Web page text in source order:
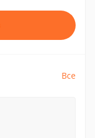
Все